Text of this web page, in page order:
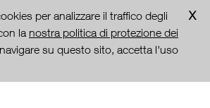
per analizzare il traffico degli
la nostra politica di protezione dei
su questo sito, accetta l'uso